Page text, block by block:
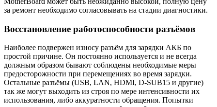
за ремонт необходимо согласовывать на стадии диагностики.
Восстановление работоспособности разъёмов
Наиболее подвержен износу разъём для зарядки АКБ по
простой причине. Он постоянно используется и не всегда
должным образом бывают соблюдены необходимые меры
предосторожности при перемещениях во время зарядки.
Остальные разъёмы (USB, LAN, HDMI, D-SUB15 и другие)
так же могут выходить из строя по мере интенсивности их
использования, либо аккуратности обращения. Попытки